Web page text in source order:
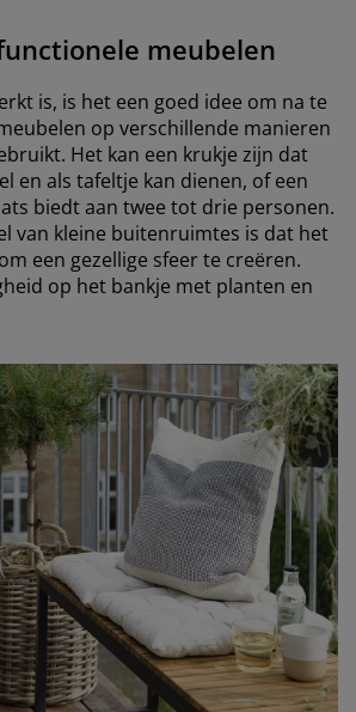
meubelen
is, is het een goed idee om na te
op verschillende manieren
Het kan een krukje zijn dat
en als tafeltje kan dienen, of een
biedt aan twee tot drie personen.
van kleine buitenruimtes is dat het
een gezellige sfeer te creëren.
op het bankje met planten en